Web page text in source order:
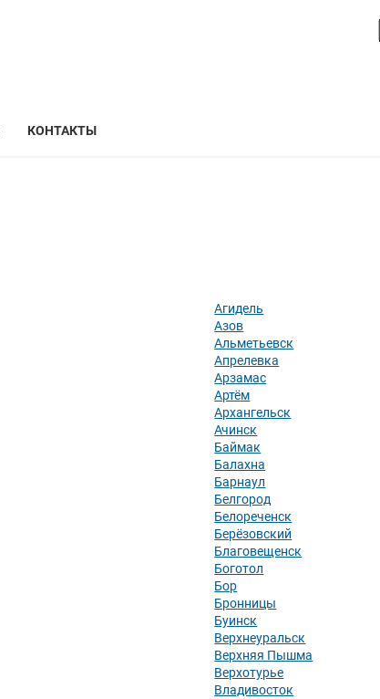
КОНТАКТЫ
Агидель
Азов
Альметьевск
Апрелевка
Арзамас
Артём
Архангельск
Ачинск
Баймак
Балахна
Барнаул
Белгород
Белореченск
Берёзовский
Благовещенск
Боготол
Бор
Бронницы
Буинск
Верхнеуральск
Верхняя Пышма
Верхотурье
Владивосток